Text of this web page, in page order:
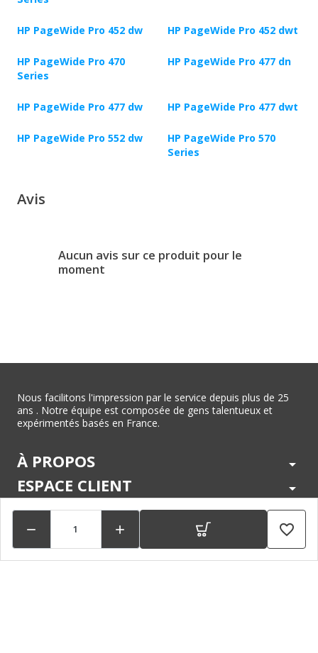
  favorite_border
HP PageWide Pro 452 dw HP PageWide Pro 452 dwt
HP PageWide Pro 470
Series
HP PageWide Pro 477 dn
HP PageWide Pro 477 dw HP PageWide Pro 477 dwt
HP PageWide Pro 552 dw
HP PageWide Pro 570
Series
Avis
Aucun avis sur ce produit pour le
moment
Nous facilitons l'impression par le service depuis plus de 25
ans . Notre équipe est composée de gens talentueux et
expérimentés basés en France.
À PROPOS arrow_drop_down
ESPACE CLIENT arrow_drop_down
CENTRE D'AIDE arrow_drop_down
LÉGAL arrow_drop_down
MARQUES arrow_drop_down